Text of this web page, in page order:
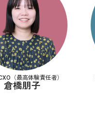
（最高体験責任者）
倉橋朋子